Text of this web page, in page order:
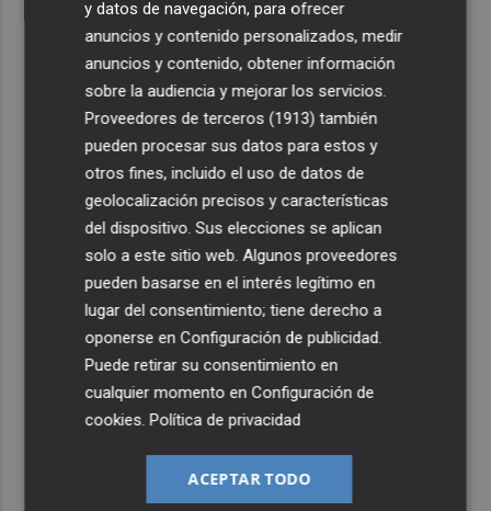
y datos de navegación, para ofrecer
anuncios y contenido personalizados, medir
anuncios y contenido, obtener información
sobre la audiencia y mejorar los servicios.
Proveedores de terceros (1913) también
pueden procesar sus datos para estos y
otros fines, incluido el uso de datos de
geolocalización precisos y características
del dispositivo. Sus elecciones se aplican
solo a este sitio web. Algunos proveedores
pueden basarse en el interés legítimo en
lugar del consentimiento; tiene derecho a
oponerse enConfiguración de publicidad
Puede retirar su consentimiento en
cualquier momento enConfiguración de
cookies .Política de privacidad
ACEPTAR TODO